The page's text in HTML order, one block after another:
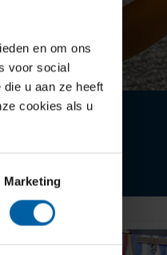
en om ons
voor social
u aan ze heeft
cookies als u
Marketing